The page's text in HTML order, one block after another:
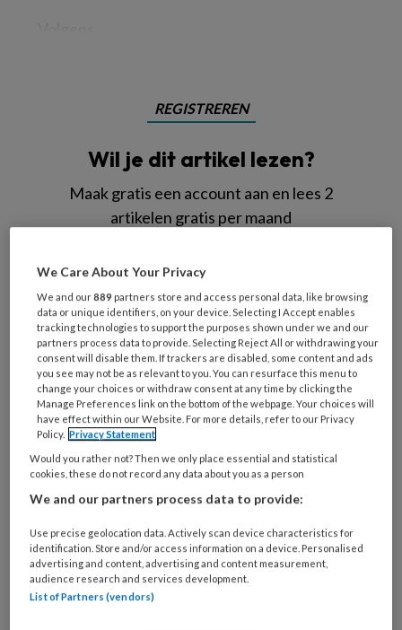
REGISTREREN
Wil je dit artikel lezen?
Maak gratis een account aan en lees 2
artikelen gratis per maand
Wat
is
je
e-
mailadres?
* *
Kies
je
wachtwoord* *
Kies
je
functie *
Bij
welke
organisatie
werk
Untitled
Ontvang 2x per week de
We Care About Your Privacy
We and our889 partners store and access personal data, like browsing
data or unique identifiers, on your device. Selecting I Accept enables
tracking technologies to support the purposes shown under we and our
partners process data to provide. Selecting Reject All or withdrawing your
consent will disable them. If trackers are disabled, some content and ads
you see may not be as relevant to you. You can resurface this menu to
change your choices or withdraw consent at any time by clicking the
Manage Preferences link on the bottom of the webpage. Your choices will
have effect within our Website. For more details, refer to our Privacy
Policy. Privacy Statement
Would you rather not? Then we only place essential and statistical
cookies, these do not record any data about you as a person
We and our partners process data to provide:
Use precise geolocation data. Actively scan device characteristics for
identification. Store and/or access information on a device. Personalised
advertising and content, advertising and content measurement,
audience research and services development.
List of Partners (vendors)